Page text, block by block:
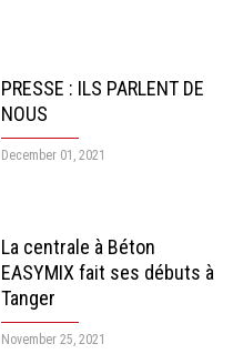
PRESSE : ILS PARLENT DE
NOUS
December 01, 2021
La centrale à Béton
EASYMIX fait ses débuts à
Tanger
November 25, 2021